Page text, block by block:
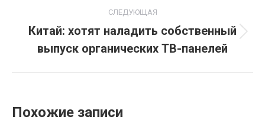
СЛЕДУЮЩАЯ
Следующая
запись:
Китай: хотят наладить собственный
выпуск органических ТВ-панелей
Похожие записи